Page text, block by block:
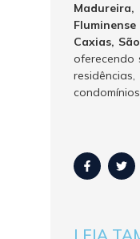
Caxias,
oferecendo
LEIA